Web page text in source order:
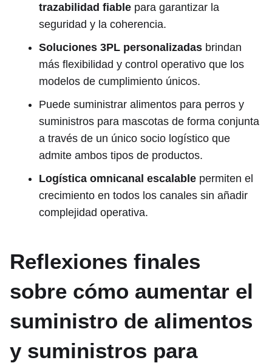
trazabilidad fiable para garantizar la
seguridad y la coherencia.
Soluciones 3PL personalizadas brindan
más flexibilidad y control operativo que los
modelos de cumplimiento únicos.
Puede suministrar alimentos para perros y
suministros para mascotas de forma conjunta
a través de un único socio logístico que
admite ambos tipos de productos.
Logística omnicanal escalable permiten el
crecimiento en todos los canales sin añadir
complejidad operativa.
Reflexiones finales
sobre cómo aumentar el
suministro de alimentos
y suministros para